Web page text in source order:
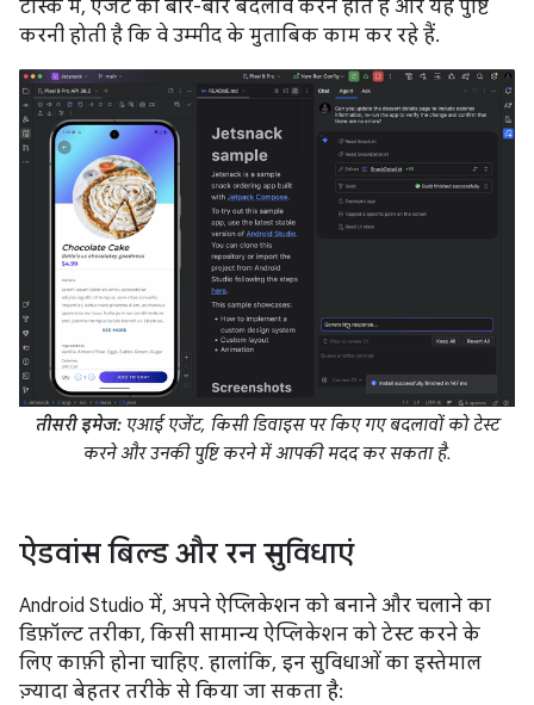
टास्क में, एजेंट को बार-बार बदलाव करने होते हैं और यह पुष्टि
करनी होती है कि वे उम्मीद के मुताबिक काम कर रहे हैं.
तीसरी इमेज:एआई एजेंट, किसी डिवाइस पर किए गए बदलावों को टेस्ट
करने और उनकी पुष्टि करने में आपकी मदद कर सकता है.
ऐडवांस बिल्ड और रन सुविधाएं
Android Studio में, अपने ऐप्लिकेशन को बनाने और चलाने का
डिफ़ॉल्ट तरीका, किसी सामान्य ऐप्लिकेशन को टेस्ट करने के
लिए काफ़ी होना चाहिए. हालांकि, इन सुविधाओं का इस्तेमाल
ज़्यादा बेहतर तरीके से किया जा सकता है: